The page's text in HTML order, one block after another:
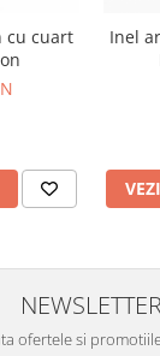
cu cuart
Inel
ofertele si